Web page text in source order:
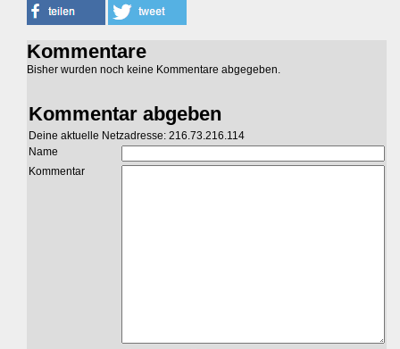
Kommentare
Bisher wurden noch keine Kommentare abgegeben.
Kommentar abgeben
Deine aktuelle Netzadresse: 216.73.216.114
Name
Kommentar